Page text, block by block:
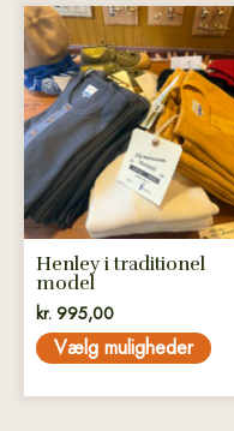
Henley i traditionel
model
kr. 995,00
Vælg muligheder
Dette
vare
har
flere
varianter.
Mulighederne
kan
vælges
varesiden